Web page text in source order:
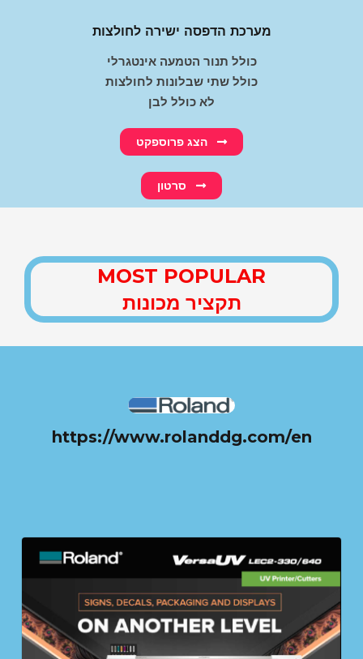
מערכת הדפסה ישירה לחולצות
כולל תנור הטמעה אינטגרלי
כולל שתי שבלונות לחולצות
לא כולל לבן
הצג פרוספקט
סרטון
MOST POPULAR
תקציר מכונות
https://www.rolanddg.com/en